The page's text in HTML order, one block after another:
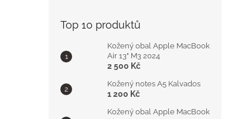
Top 10 produktů
Kožený obal Apple MacBook
Air 13" M3 2024
2 500 Kč
Kožený notes A5 Kalvados
1 200 Kč
Kožený obal Apple MacBook